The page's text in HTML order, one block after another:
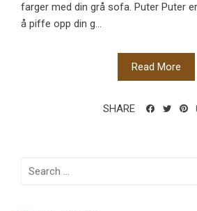
farger med din grå sofa. Puter Puter
å piffe opp din g...
Read More
SHARE
Search